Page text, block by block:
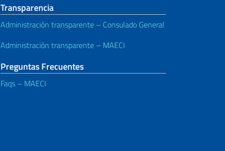
Transparencia
Administración transparente – Consulado General
Administración transparente – MAECI
Preguntas Frecuentes
Faqs – MAECI